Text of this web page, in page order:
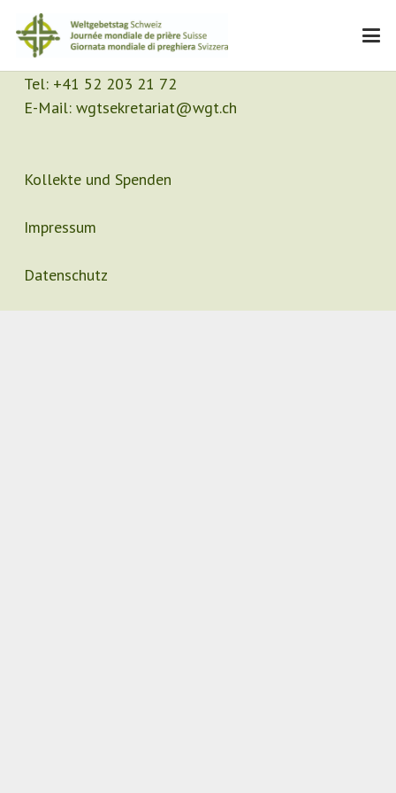
Kontakt
Sekretariat
Tel: +41 52 203 21 72
E-Mail: wgtsekretariat@wgt.ch
Kollekte und Spenden
Impressum
Datenschutz